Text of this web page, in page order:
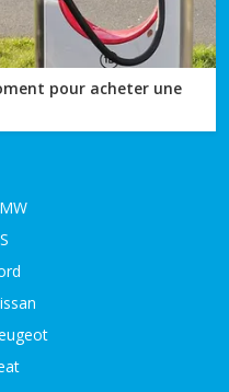
pour acheter une